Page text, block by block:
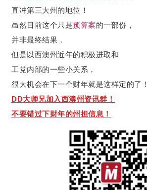
直冲第三大州的地位！
虽然目前这个只是预算案的一部份，
并非最终结果，
但是以西澳州近年的积极进取和
工党内部的一些小关系，
很大机会在下一个财年就是这样定的了！
DD大师兄加入西澳州资讯群！
不要错过下财年的州担信息！